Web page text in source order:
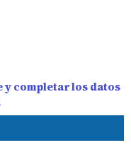
completar los datos